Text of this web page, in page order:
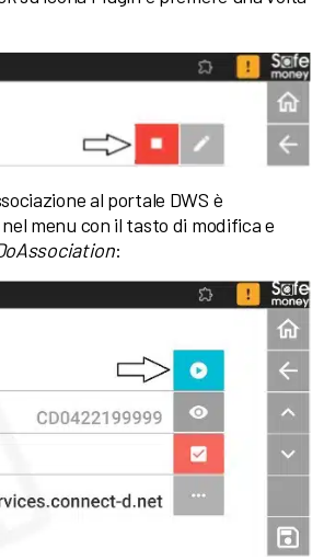
al portale DWS è
menu con il tasto di modifica e
: